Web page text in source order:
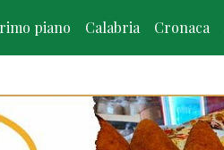
piano Calabria Cronaca